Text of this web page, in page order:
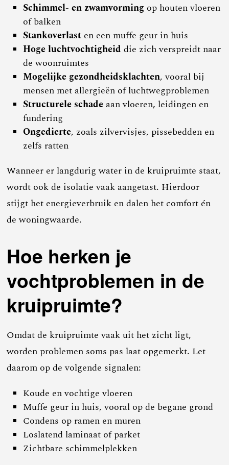
Schimmel- en zwamvorming op houten vloeren
of balken
Stankoverlast en een muffe geur in huis
Hoge luchtvochtigheid die zich verspreidt naar
de woonruimtes
Mogelijke gezondheidsklachten, vooral bij
mensen met allergieën of luchtwegproblemen
Structurele schadeaan vloeren, leidingen en
fundering
Ongedierte, zoals zilvervisjes, pissebedden en
zelfs ratten
Wanneer er langdurig water in de kruipruimte staat,
wordt ook de isolatie vaak aangetast. Hierdoor
stijgt het energieverbruik en dalen het comfort én
de woningwaarde.
Hoe herken je
vochtproblemen in de
kruipruimte?
Omdat de kruipruimte vaak uit het zicht ligt,
worden problemen soms pas laat opgemerkt. Let
daarom op de volgende signalen:
Koude en vochtige vloeren
Muffe geur in huis, vooral op de begane grond
Condens op ramen en muren
Loslatend laminaat of parket
Zichtbare schimmelplekken